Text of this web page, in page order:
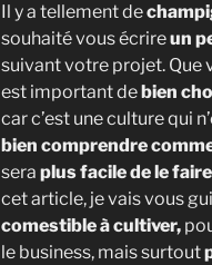
Il y a tellement de
souhaité vous écrireun
suivant votre projet. Que
est important de bien
car c’est une culture qui
bien comprendre
sera plus facile de le
cet article, je vais vous
comestible à cultiver,
le business, mais surtout